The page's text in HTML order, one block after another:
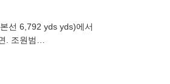
선 6,792 yds yds)에서
. 조원범